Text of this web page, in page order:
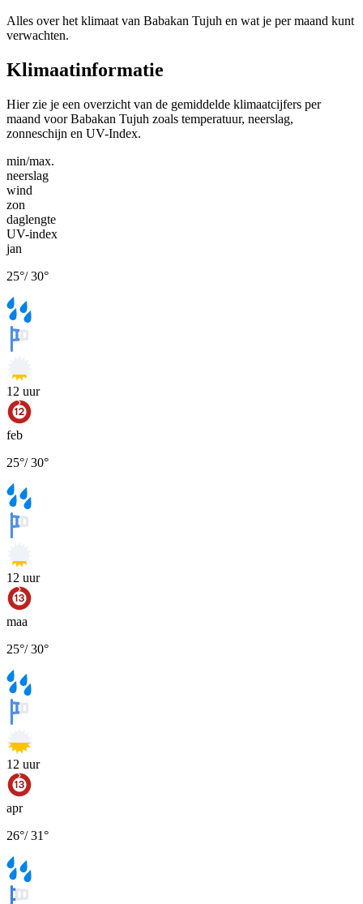
Alles over het klimaat van Babakan Tujuh en wat je per maand kunt
verwachten.
Klimaatinformatie
Hier zie je een overzicht van de gemiddelde klimaatcijfers per
maand voor Babakan Tujuh zoals temperatuur, neerslag,
zonneschijn en UV-Index.
min/max.
neerslag
wind
zon
daglengte
UV-index
jan
25°/30°
12 uur
feb
25°/30°
12 uur
maa
25°/30°
12 uur
apr
26°/31°